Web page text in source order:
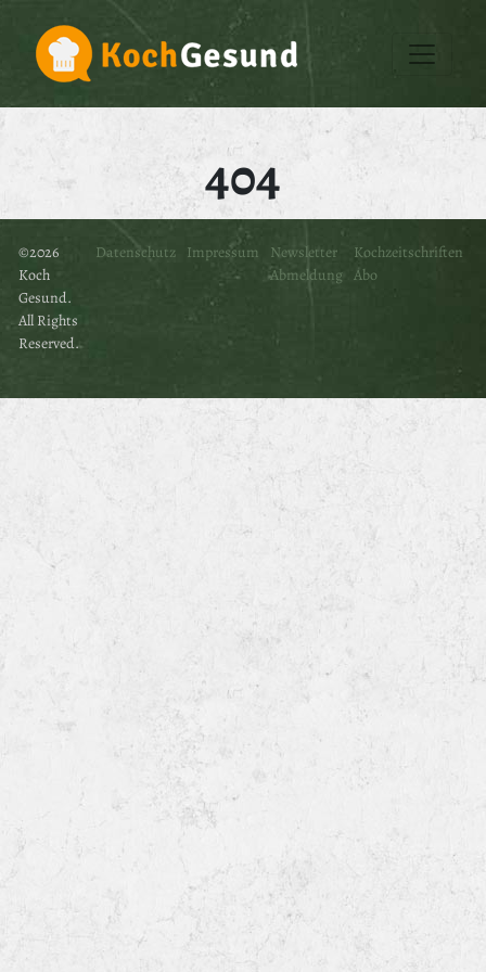
404
©2026
Koch
Gesund.
All Rights
Reserved.
Datenschutz Impressum
Newsletter
Abmeldung
Kochzeitschriften
Abo